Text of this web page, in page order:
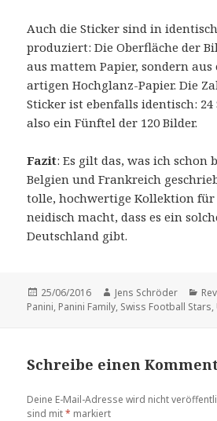
Auch die Sticker sind in
produziert: Die Oberfläche der
aus mattem Papier, sondern
artigen Hochglanz-Papier. Die
Sticker ist ebenfalls identisch: 24
also ein Fünftel der 120 Bilder.
Fazit: Es gilt das, was ich schon
Belgien und Frankreich
tolle, hochwertige Kollektion für
neidisch macht, dass es ein
Deutschland gibt.
Veröffentlicht
am
25/06/2016 Autor
Jens Schröder
Panini, Panini Family, Swiss Football Stars,
Schreibe einen
Deine E-Mail-Adresse wird nicht
sind mit* markiert